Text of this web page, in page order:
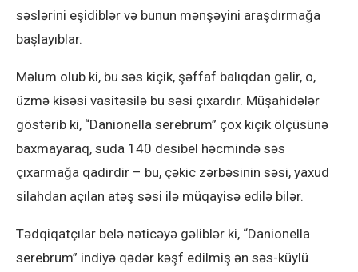
səslərini eşidiblər və bunun mənşəyini araşdırmağa
başlayıblar.
Məlum olub ki, bu səs kiçik, şəffaf balıqdan gəlir, o,
üzmə kisəsi vasitəsilə bu səsi çıxardır. Müşahidələr
göstərib ki, “Danionella serebrum” çox kiçik ölçüsünə
baxmayaraq, suda 140 desibel həcmində səs
çıxarmağa qadirdir – bu, çəkic zərbəsinin səsi, yaxud
silahdan açılan atəş səsi ilə müqayisə edilə bilər.
Tədqiqatçılar belə nəticəyə gəliblər ki, “Danionella
serebrum” indiyə qədər kəşf edilmiş ən səs-küylü